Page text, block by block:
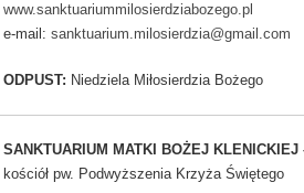
www.sanktuariummilosierdziabozego.pl
e-mail: sanktuarium.milosierdzia@gmail.com
ODPUST: Niedziela Miłosierdzia Bożego
SANKTUARIUM MATKI BOŻEJ
kościół pw. Podwyższenia Krzyża Świętego